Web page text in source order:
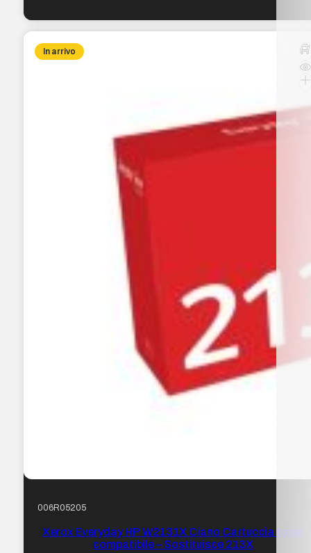
In arrivo
006R05205
Xerox Everyday HP W2131X Ciano Cartuccia toner
compatibile – Sostituisce 213X